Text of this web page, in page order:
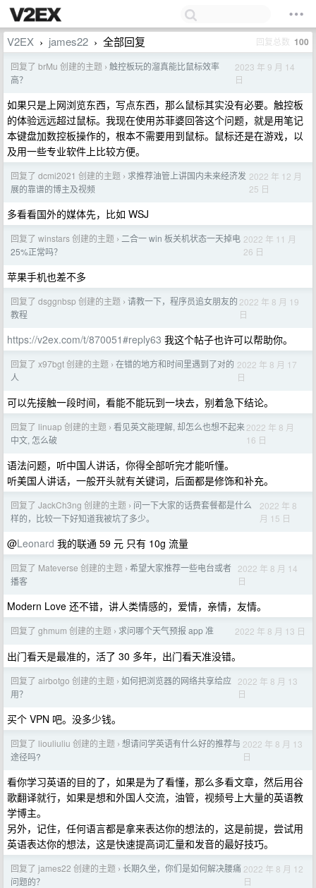
V2EX › james22 › 全部回复 回复总数 100
回复了 brMu 创建的主题 › 触控板玩的溜真能比鼠标效率
高？
2023 年 9 月 14
日
如果只是上网浏览东西，写点东西，那么鼠标其实没有必要。触控板
的体验远远超过鼠标。我现在使用苏菲婆回答这个问题，就是用笔记
本键盘加数控板操作的，根本不需要用到鼠标。鼠标还是在游戏，以
及用一些专业软件上比较方便。
回复了 dcmi2021 创建的主题 › 求推荐油管上讲国内未来经济发
展的靠谱的博主及视频
2022 年 12 月
25 日
多看看国外的媒体先，比如 WSJ
回复了 winstars 创建的主题 › 二合一 win 板关机状态一天掉电
25%正常吗？
2022 年 11 月
26 日
苹果手机也差不多
回复了 dsggnbsp 创建的主题 › 请教一下，程序员追女朋友的
教程
2022 年 8 月 19
日
https://v2ex.com/t/870051#reply63 我这个帖子也许可以帮助你。
回复了 x97bgt 创建的主题 › 在错的地方和时间里遇到了对的
人
2022 年 8 月 17
日
可以先接触一段时间，看能不能玩到一块去，别着急下结论。
回复了 linuap 创建的主题 › 看见英文能理解, 却怎么也想不起来
中文, 怎么破
2022 年 8 月
16 日
语法问题，听中国人讲话，你得全部听完才能听懂。
听美国人讲话，一般开头就有关键词，后面都是修饰和补充。
回复了 JackCh3ng 创建的主题 › 问一下大家的话费套餐都是什么
样的，比较一下好知道我被坑了多少。
2022 年 8
月 15 日
@Leonard 我的联通 59 元 只有 10g 流量
回复了 Mateverse 创建的主题 › 希望大家推荐一些电台或者
播客
2022 年 8 月 14
日
Modern Love 还不错，讲人类情感的，爱情，亲情，友情。
回复了 ghmum 创建的主题 › 求问哪个天气预报 app 准 2022 年 8 月 13 日
出门看天是最准的，活了 30 多年，出门看天准没错。
回复了 airbotgo 创建的主题 › 如何把浏览器的网络共享给应
用？
2022 年 8 月 13
日
买个 VPN 吧。没多少钱。
回复了 liouliuliu 创建的主题 › 想请问学英语有什么好的推荐与
途径吗?
2022 年 8 月 13
日
看你学习英语的目的了，如果是为了看懂，那么多看文章，然后用谷
歌翻译就行，如果是想和外国人交流，油管，视频号上大量的英语教
学博主。
另外，记住，任何语言都是拿来表达你的想法的，这是前提，尝试用
英语表达你的想法，这是快速提高词汇量和发音的最好技巧。
回复了 james22 创建的主题 › 长期久坐，你们是如何解决腰痛
问题的？
2022 年 8 月 12
日